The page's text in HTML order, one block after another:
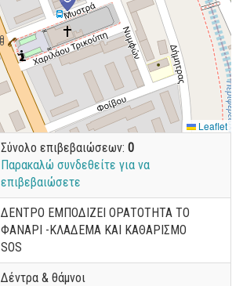
Leaflet
Σύνολο επιβεβαιώσεων: 0
Παρακαλώ συνδεθείτε για να
επιβεβαιώσετε
ΔΕΝΤΡΟ ΕΜΠΟΔΙΖΕΙ ΟΡΑΤΟΤΗΤΑ ΤΟ
ΦΑΝΑΡΙ -ΚΛΑΔΕΜΑ ΚΑΙ ΚΑΘΑΡΙΣΜΟ
SOS
Δέντρα & θάμνοι